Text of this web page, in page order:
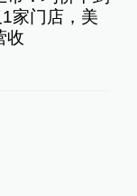
家门店，美
收